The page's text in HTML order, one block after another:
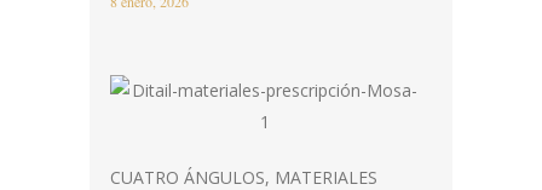
CUATRO ÁNGULOS, MATERIALES